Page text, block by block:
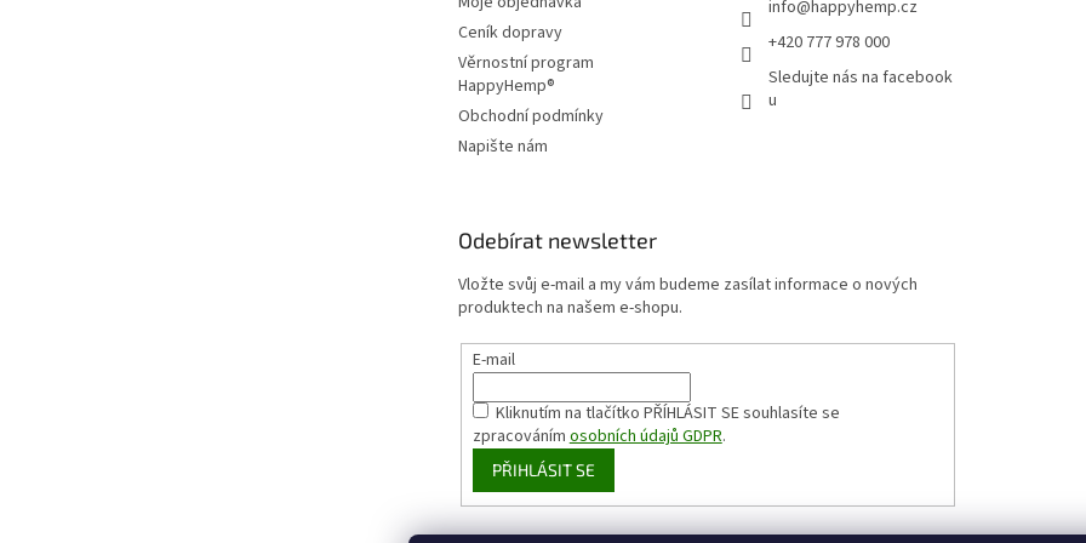
Ceník dopravy
Věrnostní program
HappyHemp®
Obchodní podmínky
Napište nám
info@happyhemp.cz
+420 777 978 000
Sledujte nás na facebook
u
Odebírat newsletter
Vložte svůj e-mail a my vám budeme zasílat informace o nových
produktech na našem e-shopu.
E-mail
Kliknutím na tlačítko PŘÍHLÁSIT SEsouhlasíte se
zpracovánímosobních údajů GDPR.
PŘIHLÁSIT SE